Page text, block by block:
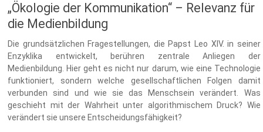
„Ökologie der Kommunikation“ – Relevanz für
die Medienbildung
Die grundsätzlichen Fragestellungen, die Papst Leo XIV. in seiner
Enzyklika entwickelt, berühren zentrale Anliegen der
Medienbildung. Hier geht es nicht nur darum, wie eine Technologie
funktioniert, sondern welche gesellschaftlichen Folgen damit
verbunden sind und wie sie das Menschsein verändert. Was
geschieht mit der Wahrheit unter algorithmischem Druck? Wie
verändert sie unsere Entscheidungsfähigkeit?